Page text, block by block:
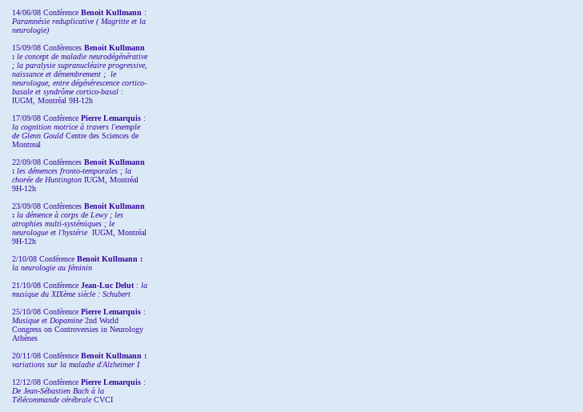
14/06/08 Conférence Benoit Kullmann :
Paramnésie reduplicative ( Magritte et la
neurologie)
15/09/08 Conférences Benoit Kullmann
: le concept de maladie neurodégénérative
; la paralysie supranucléaire progressive,
naissance et démembrement ; le
neurologue, entre dégénérescence cortico-
basale et syndrôme cortico-basal :
IUGM, Montréal 9H-12h
17/09/08 Conférence Pierre Lemarquis :
la cognition motrice à travers l'exemple
de Glenn Gould Centre des Sciences de
Montreal
22/09/08 Conférences Benoit Kullmann
: les démences fronto-temporales ; la
chorée de Huntington IUGM, Montréal
9H-12h
23/09/08 Conférences Benoit Kullmann
: la démence à corps de Lewy ; les
atrophies multi-systémiques ; le
neurologue et l'hystérie IUGM, Montréal
9H-12h
2/10/08 Conférence Benoit Kullmann :
la neurologie au féminin
21/10/08 Conférence Jean-Luc Delut : la
musique du XIXème siècle : Schubert
25/10/08 Conférence Pierre Lemarquis :
Musique et Dopamine2nd World
Congress on Controversies in Neurology
Athènes
20/11/08 Conférence Benoit Kullmann :
variations sur la maladie d'Alzheimer I
12/12/08 Conférence Pierre Lemarquis :
De Jean-Sébastien Bach à la
Télécommande cérébraleCVCI